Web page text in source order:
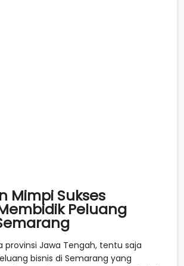
Mimpi Sukses
Peluang
provinsi Jawa Tengah, tentu saja
bisnis di Semarang yang